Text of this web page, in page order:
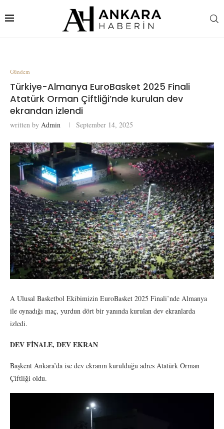
Gündem
Türkiye-Almanya EuroBasket 2025 Finali
Atatürk Orman Çiftliği’nde kurulan dev
ekrandan izlendi
written by Admin September 14, 2025
A Ulusal Basketbol Ekibimizin EuroBasket 2025 Finali’nde Almanya
ile oynadığı maç, yurdun dört bir yanında kurulan dev ekranlarda
izledi.
DEV FİNALE, DEV EKRAN
Başkent Ankara’da ise dev ekranın kurulduğu adres Atatürk Orman
Çiftliği oldu.